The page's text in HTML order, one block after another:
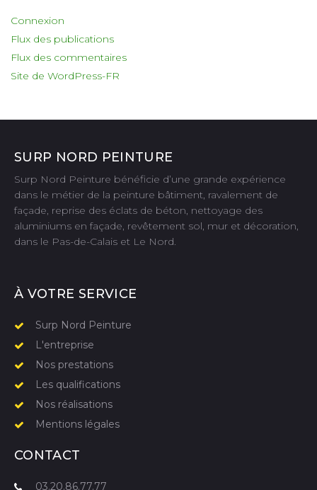
Connexion
Flux des publications
Flux des commentaires
Site de WordPress-FR
SURP NORD PEINTURE
Surp Nord Peinture bénéficie d’une grande expérience
dans le métier de la peinture bâtiment, ravalement de
façade, reprise des éclats de béton, nettoyage des
aluminiums en façade, revêtement sol, mur et décoration,
dans le Pas-de-Calais et Le Nord.
À VOTRE SERVICE
Surp Nord Peinture
L'entreprise
Nos prestations
Les qualifications
Nos réalisations
Mentions légales
CONTACT
03.20.86.77.77